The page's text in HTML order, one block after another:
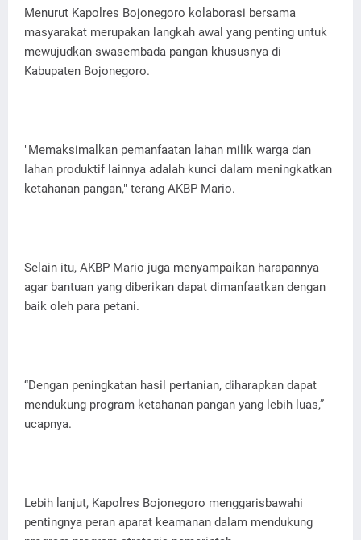
Menurut Kapolres Bojonegoro kolaborasi bersama
masyarakat merupakan langkah awal yang penting untuk
mewujudkan swasembada pangan khususnya di
Kabupaten Bojonegoro.
"Memaksimalkan pemanfaatan lahan milik warga dan
lahan produktif lainnya adalah kunci dalam meningkatkan
ketahanan pangan," terang AKBP Mario.
Selain itu, AKBP Mario juga menyampaikan harapannya
agar bantuan yang diberikan dapat dimanfaatkan dengan
baik oleh para petani.
“Dengan peningkatan hasil pertanian, diharapkan dapat
mendukung program ketahanan pangan yang lebih luas,”
ucapnya.
Lebih lanjut, Kapolres Bojonegoro menggarisbawahi
pentingnya peran aparat keamanan dalam mendukung